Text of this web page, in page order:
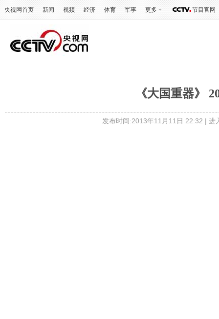
央视网首页 新闻 视频 经济 体育 军事 更多 节目官网
《大国重器》
发布时间:2013年11月11日 22:32 | 进